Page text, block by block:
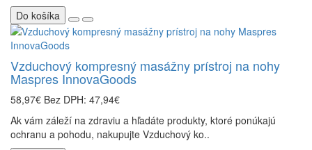
Do košíka
Vzduchový kompresný masážny prístroj na nohy
Maspres InnovaGoods
58,97€ Bez DPH: 47,94€
Ak vám záleží na zdraviu a hľadáte produkty, ktoré ponúkajú
ochranu a pohodu, nakupujte Vzduchový ko..